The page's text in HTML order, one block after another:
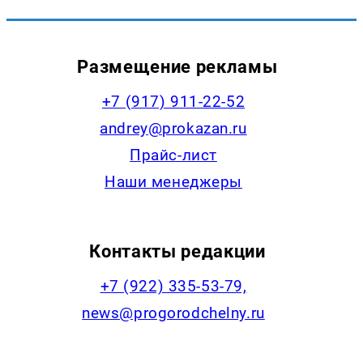
Размещение рекламы
+7 (917) 911-22-52
andrey@prokazan.ru
Прайс-лист
Наши менеджеры
Контакты редакции
+7 (922) 335-53-79,
news@progorodchelny.ru